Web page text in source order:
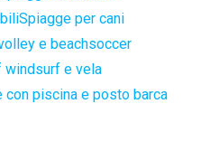
Spiagge per cani
e beachsoccer
windsurf e vela
con piscina e posto barca